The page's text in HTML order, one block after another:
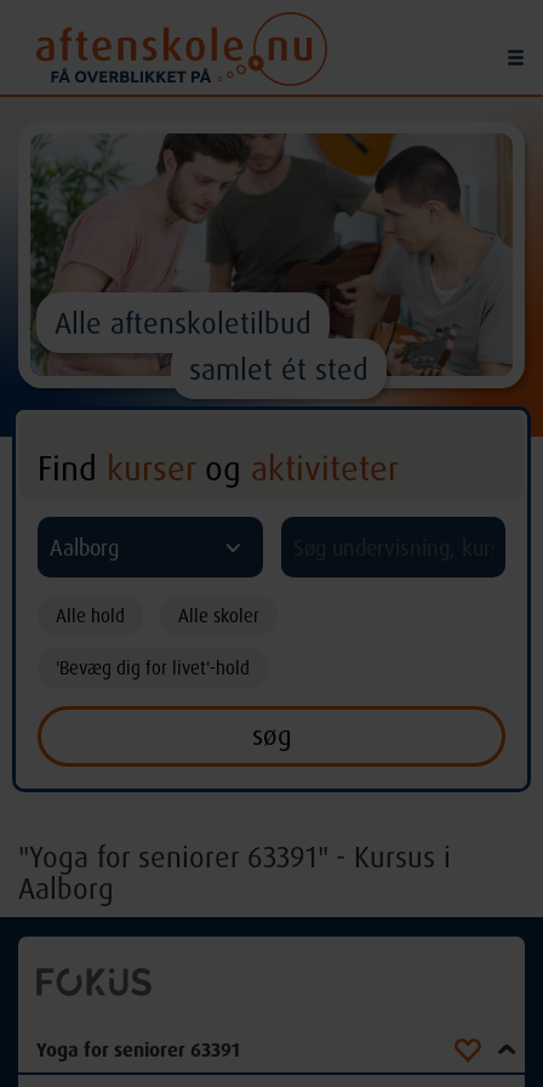
Alle aftenskoletilbud
samlet ét sted
Find kurser og aktiviteter
Aalborg ^
Alle hold Alle skoler
'Bevæg dig for livet'-hold
"Yoga for seniorer 63391" - Kursus i
Aalborg
Yoga for seniorer 63391